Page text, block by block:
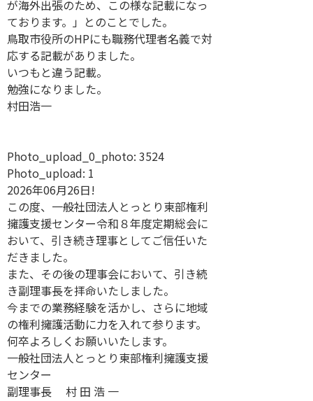
が海外出張のため、この様な記載になっ
ております。」とのことでした。
鳥取市役所のHPにも職務代理者名義で対
応する記載がありました。
いつもと違う記載。
勉強になりました。
村田浩一
Photo_upload_0_photo: 3524
Photo_upload: 1
2026年06月26日!
この度、一般社団法人とっとり東部権利
擁護支援センター令和８年度定期総会に
おいて、引き続き理事としてご信任いた
だきました。
また、その後の理事会において、引き続
き副理事長を拝命いたしました。
今までの業務経験を活かし、さらに地域
の権利擁護活動に力を入れて参ります。
何卒よろしくお願いいたします。
一般社団法人とっとり東部権利擁護支援
センター
副理事長 村 田 浩 一